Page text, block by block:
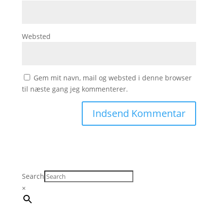
Websted
Gem mit navn, mail og websted i denne browser
til næste gang jeg kommenterer.
Search
×